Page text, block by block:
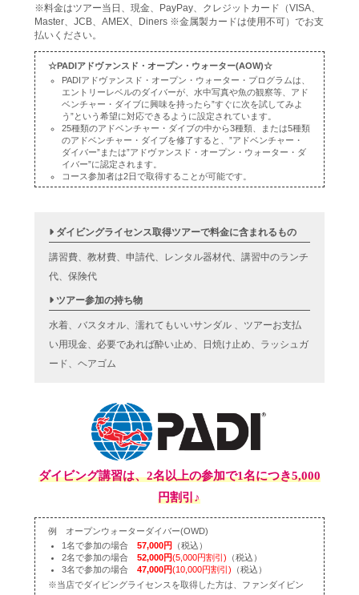
※料金はツアー当日、現金、PayPay、クレジットカード（VISA、
Master、JCB、AMEX、Diners ※金属製カードは使用不可）でお支
払いください。
☆PADIアドヴァンスド・オープン・ウォーター(AOW)☆
PADIアドヴァンスド・オープン・ウォーター・プログラムは、
エントリーレベルのダイバーが、水中写真や魚の観察等、アド
ベンチャー・ダイブに興味を持ったら”すぐに次を試してみよ
う”という希望に対応できるように設定されています。
25種類のアドベンチャー・ダイブの中から3種類、または5種類
のアドベンチャー・ダイブを修了すると、”アドベンチャー・
ダイバー”または”アドヴァンスド・オープン・ウォーター・ダ
イバー”に認定されます。
コース参加者は2日で取得することが可能です。
ダイビングライセンス取得ツアーで料金に含まれるもの
講習費、教材費、申請代、レンタル器材代、講習中のランチ
代、保険代
ツアー参加の持ち物
水着、バスタオル、濡れてもいいサンダル 、ツアーお支払
い用現金、必要であれば酔い止め、日焼け止め、ラッシュガ
ード、ヘアゴム
ダイビング講習は、2名以上の参加で1名につき5,000
円割引♪
例 オープンウォーターダイバー(OWD)
1名で参加の場合 57,000円
（税込）
2名で参加の場合 52,000円(5,000円割引) （税込）
3名で参加の場合 47,000円(10,000円割引) （税込）
※当店でダイビングライセンスを取得した方は、ファンダイビン